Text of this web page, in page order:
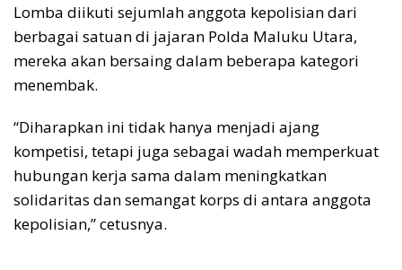
Lomba diikuti sejumlah anggota kepolisian dari
berbagai satuan di jajaran Polda Maluku Utara,
mereka akan bersaing dalam beberapa kategori
menembak.
“Diharapkan ini tidak hanya menjadi ajang
kompetisi, tetapi juga sebagai wadah memperkuat
hubungan kerja sama dalam meningkatkan
solidaritas dan semangat korps di antara anggota
kepolisian,” cetusnya.